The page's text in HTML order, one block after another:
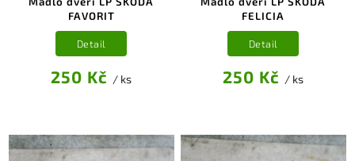
FAVORIT
250 Kč / ks
Detail
FELICIA
250 Kč / ks
Detail